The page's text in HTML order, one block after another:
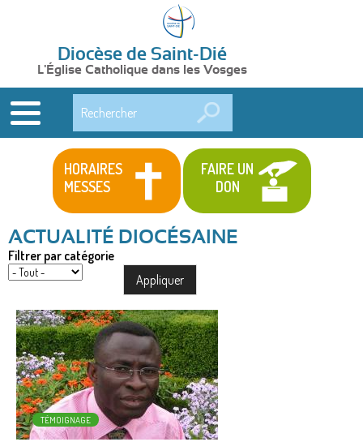
Diocèse de Saint-Dié
L'Église Catholique dans les Vosges
HORAIRES
MESSES
FAIRE UN
DON
Filtrer par catégorie
TÉMOIGNAGE